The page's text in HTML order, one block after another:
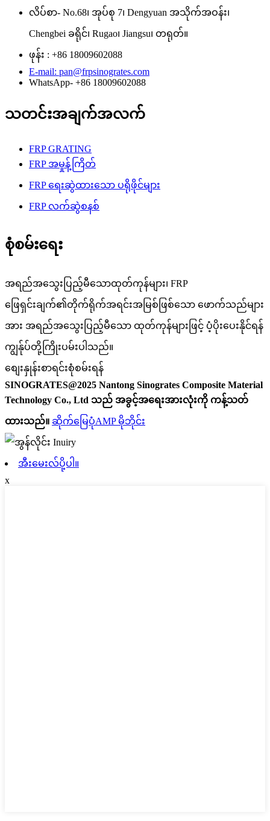
လိပ်စာ- No.68၊ အုပ်စု 7၊ Dengyuan အသိုက်အဝန်း၊
Chengbei ခရိုင်၊ Rugao၊ Jiangsu၊ တရုတ်။
ဖုန်း : +86 18009602088
E-mail: pan@frpsinogrates.com
WhatsApp- +86 18009602088
သတင်းအချက်အလက်
FRP GRATING
FRP အမှုန့်ကြိတ်
FRP ရေးဆွဲထားသော ပရိုဖိုင်များ
FRP လက်ဆွဲစနစ်
စုံစမ်းရေး
အရည်အသွေးပြည့်မီသောထုတ်ကုန်များ၊ FRP
ဖြေရှင်းချက်၏တိုက်ရိုက်အရင်းအမြစ်ဖြစ်သော ဖောက်သည်များ
အား အရည်အသွေးပြည့်မီသော ထုတ်ကုန်များဖြင့် ပံ့ပိုးပေးနိုင်ရန်
ကျွန်ုပ်တို့ကြိုးပမ်းပါသည်။
စျေးနှုန်းစာရင်းစုံစမ်းရန်
SINOGRATES@2025 Nantong Sinogrates Composite Material
Technology Co., Ltd သည် အခွင့်အရေးအားလုံးကို ကန့်သတ်
ထားသည်။ ဆိုက်မြေပုံAMP မိုဘိုင်း
အီးမေးလ်ပို့ပါ။
x